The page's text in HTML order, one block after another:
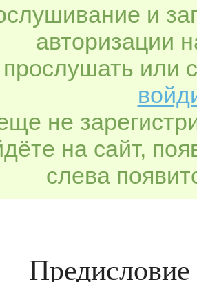
и
авторизации
или
не
на сайт,
слева